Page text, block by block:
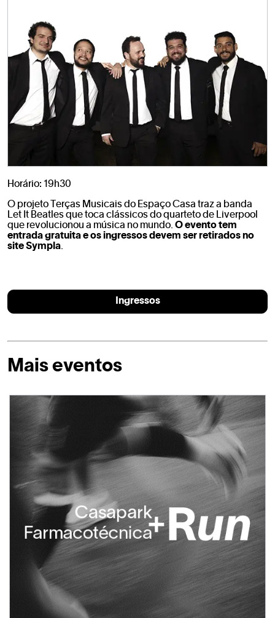
Horário: 19h30
O projeto Terças Musicais do Espaço Casa traz a banda
Let It Beatles que toca clássicos do quarteto de Liverpool
que revolucionou a música no mundo. O evento tem
entrada gratuita e os ingressos devem ser retirados no
site Sympla.
Ingressos
Mais eventos